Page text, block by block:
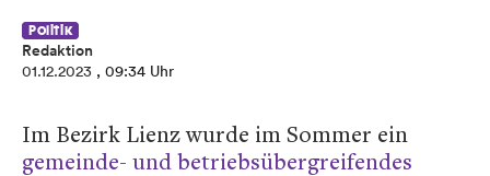
Politik
Redaktion
01.12.2023 , 09:34 Uhr
Im Bezirk Lienz wurde im Sommer ein
gemeinde- und betriebsübergreifendes